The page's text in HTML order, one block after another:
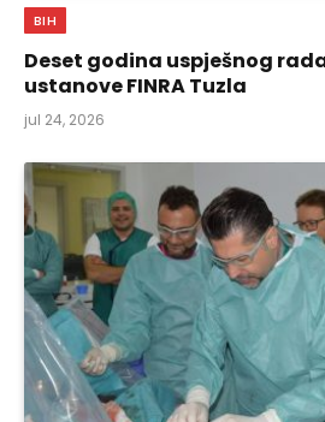
BIH
Deset godina uspješnog
ustanove FINRA Tuzla
jul 24, 2026